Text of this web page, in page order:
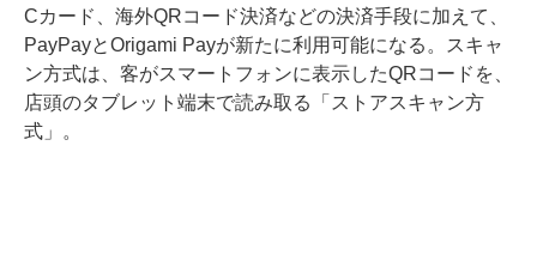
Cカード、海外QRコード決済などの決済手段に加えて、
PayPayとOrigami Payが新たに利用可能になる。スキャ
ン方式は、客がスマートフォンに表示したQRコードを、
店頭のタブレット端末で読み取る「ストアスキャン方
式」。